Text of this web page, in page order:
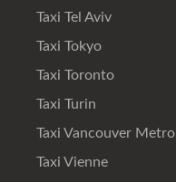
Taxi Tel Aviv
Taxi Tokyo
Taxi Toronto
Taxi Turin
Taxi Vancouver Metro
Taxi Vienne